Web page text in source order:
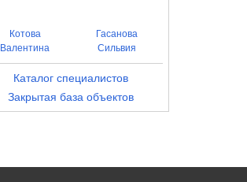
Котова
Валентина
Гасанова
Сильвия
Каталог специалистов
Закрытая база объектов